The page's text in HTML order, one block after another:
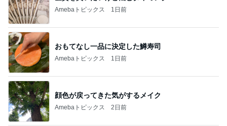
Amebaトピックス 1日前
おもてなし一品に決定した鱒寿司
Amebaトピックス 1日前
顔色が戻ってきた気がするメイク
Amebaトピックス 2日前